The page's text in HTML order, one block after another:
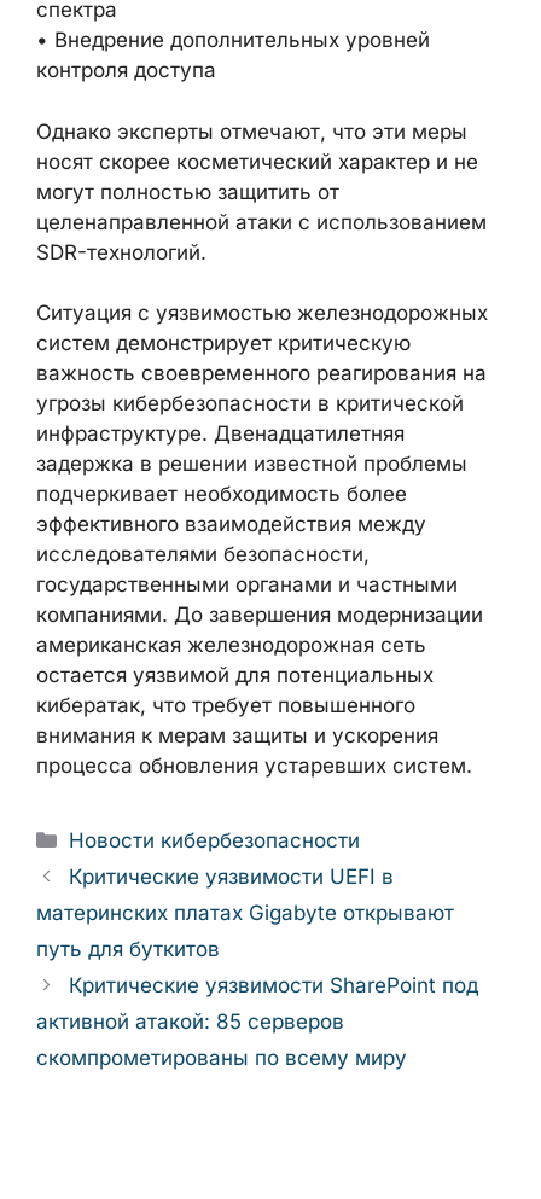
спектра
• Внедрение дополнительных уровней
контроля доступа
Однако эксперты отмечают, что эти меры
носят скорее косметический характер и не
могут полностью защитить от
целенаправленной атаки с использованием
SDR-технологий.
Ситуация с уязвимостью железнодорожных
систем демонстрирует критическую
важность своевременного реагирования на
угрозы кибербезопасности в критической
инфраструктуре. Двенадцатилетняя
задержка в решении известной проблемы
подчеркивает необходимость более
эффективного взаимодействия между
исследователями безопасности,
государственными органами и частными
компаниями. До завершения модернизации
американская железнодорожная сеть
остается уязвимой для потенциальных
кибератак, что требует повышенного
внимания к мерам защиты и ускорения
процесса обновления устаревших систем.
Рубрики
Новости кибербезопасности
Критические уязвимости UEFI в
материнских платах Gigabyte открывают
путь для буткитов
Критические уязвимости SharePoint под
активной атакой: 85 серверов
скомпрометированы по всему миру